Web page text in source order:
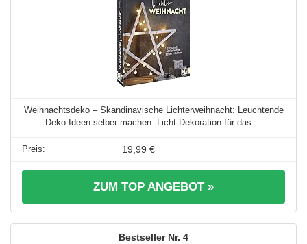
Weihnachtsdeko – Skandinavische Lichterweihnacht: Leuchtende
Deko-Ideen selber machen. Licht-Dekoration für das ...
19,99 €
ZUM TOP ANGEBOT »
4